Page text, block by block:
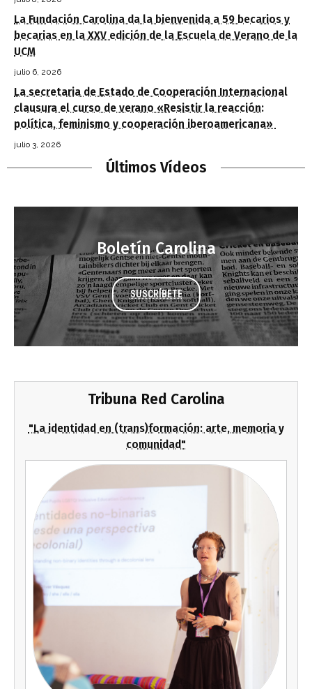
La Fundación Carolina da la bienvenida a 59 becarios y
becarias en la XXV edición de la Escuela de Verano de la
UCM
julio 6, 2026
La secretaria de Estado de Cooperación Internacional
clausura el curso de verano «Resistir la reacción:
política, feminismo y cooperación iberoamericana»
julio 3, 2026
Últimos Vídeos
Boletín Carolina
SUSCRÍBETE
Tribuna Red Carolina
"La identidad en (trans)formación: arte, memoria y
comunidad"